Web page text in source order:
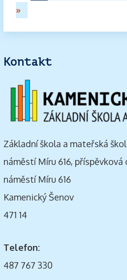
»
Kontakt
Základní škola a mateřská
náměstí Míru 616, příspěvková
náměstí Míru 616
Kamenický Šenov
471 14
Telefon:
487 767 330